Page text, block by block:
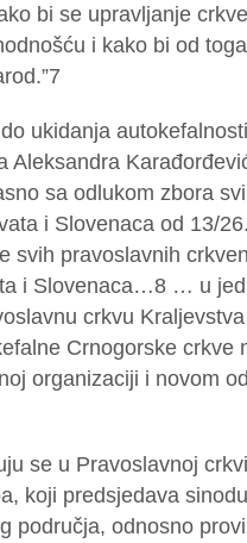
bi se upravljanje
i kako bi od
ukidanja
Aleksandra
sa odlukom zbora
i Slovenaca od 13/
svih pravoslavnih
i Slovenaca…8 … u
crkvu
Crnogorske crkve
organizaciji i novom
se u Pravoslavnoj
koji predsjedava
područja, odnosno